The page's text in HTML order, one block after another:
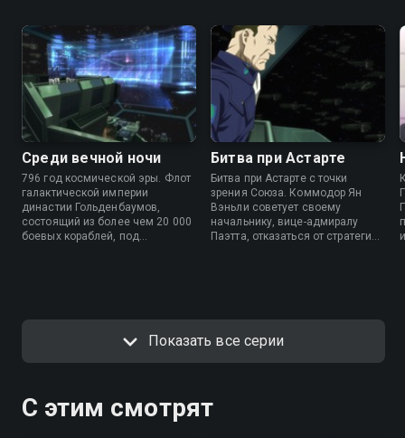
Среди вечной ночи
796 год космической эры. Флот
галактической империи
династии Гольденбаумов,
состоящий из более чем 20 000
боевых кораблей, под
Вопреки советам подчиненных
офицеров, Райнхард выбирает
вдруг замечает аномалию в
Битва при Астарте
Битва при Астарте с точки
зрения Союза. Коммодор Ян
Вэньли советует своему
начальнику, вице-адмиралу
Паэтта, отказаться от стратегии
Показать все серии
С этим смотрят